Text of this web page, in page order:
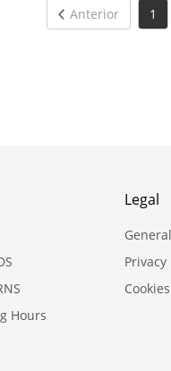
Anterior 1
Hours
Legal
Privacy
Cookies